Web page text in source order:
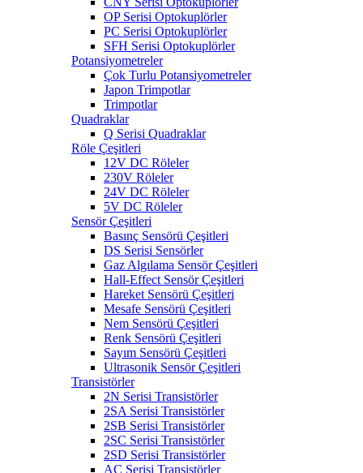
OP Serisi Optokuplörler
PC Serisi Optokuplörler
SFH Serisi Optokuplörler
Potansiyometreler
Çok Turlu Potansiyometreler
Japon Trimpotlar
Trimpotlar
Quadraklar
Q Serisi Quadraklar
Röle Çeşitleri
12V DC Röleler
230V Röleler
24V DC Röleler
5V DC Röleler
Sensör Çeşitleri
Basınç Sensörü Çeşitleri
DS Serisi Sensörler
Gaz Algılama Sensör Çeşitleri
Hall-Effect Sensör Çeşitleri
Hareket Sensörü Çeşitleri
Mesafe Sensörü Çeşitleri
Nem Sensörü Çeşitleri
Renk Sensörü Çeşitleri
Sayım Sensörü Çeşitleri
Ultrasonik Sensör Çeşitleri
Transistörler
2N Serisi Transistörler
2SA Serisi Transistörler
2SB Serisi Transistörler
2SC Serisi Transistörler
2SD Serisi Transistörler
AC Serisi Transistörler